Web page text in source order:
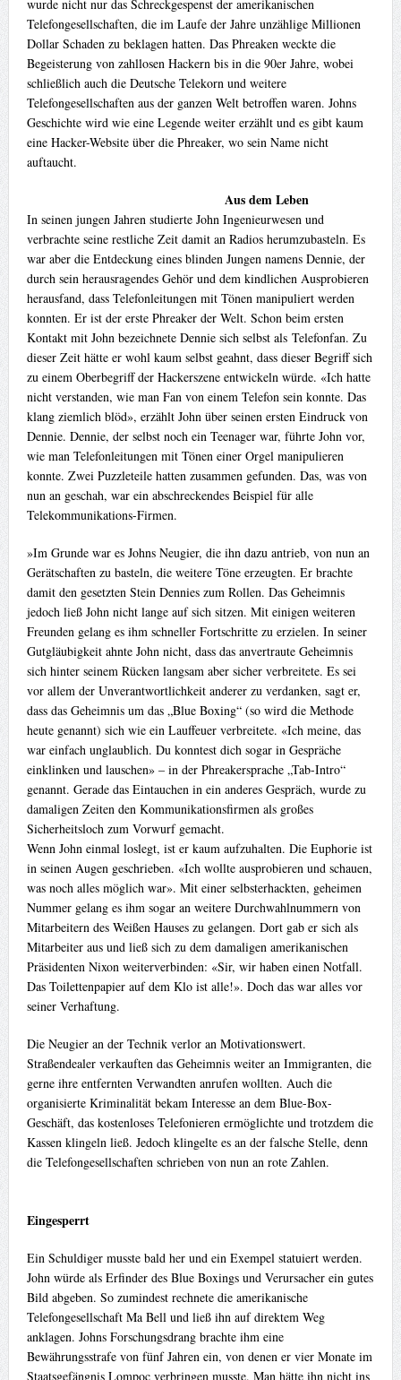
wurde nicht nur das Schreckgespenst der amerikanischen
Telefongesellschaften, die im Laufe der Jahre unzählige Millionen
Dollar Schaden zu beklagen hatten. Das Phreaken weckte die
Begeisterung von zahllosen Hackern bis in die 90er Jahre, wobei
schließlich auch die Deutsche Telekorn und weitere
Telefongesellschaften aus der ganzen Welt betroffen waren. Johns
Geschichte wird wie eine Legende weiter erzählt und es gibt kaum
eine Hacker-Website über die Phreaker, wo sein Name nicht
auftaucht.
Aus dem Leben
In seinen jungen Jahren studierte John Ingenieurwesen und
verbrachte seine restliche Zeit damit an Radios herumzubasteln. Es
war aber die Entdeckung eines blinden Jungen namens Dennie, der
durch sein herausragendes Gehör und dem kindlichen Ausprobieren
herausfand, dass Telefonleitungen mit Tönen manipuliert werden
konnten. Er ist der erste Phreaker der Welt. Schon beim ersten
Kontakt mit John bezeichnete Dennie sich selbst als Telefonfan. Zu
dieser Zeit hätte er wohl kaum selbst geahnt, dass dieser Begriff sich
zu einem Oberbegriff der Hackerszene entwickeln würde. «Ich hatte
nicht verstanden, wie man Fan von einem Telefon sein konnte. Das
klang ziemlich blöd», erzählt John über seinen ersten Eindruck von
Dennie. Dennie, der selbst noch ein Teenager war, führte John vor,
wie man Telefonleitungen mit Tönen einer Orgel manipulieren
konnte. Zwei Puzzleteile hatten zusammen gefunden. Das, was von
nun an geschah, war ein abschreckendes Beispiel für alle
Telekommunikations-Firmen.
»Im Grunde war es Johns Neugier, die ihn dazu antrieb, von nun an
Gerätschaften zu basteln, die weitere Töne erzeugten. Er brachte
damit den gesetzten Stein Dennies zum Rollen. Das Geheimnis
jedoch ließ John nicht lange auf sich sitzen. Mit einigen weiteren
Freunden gelang es ihm schneller Fortschritte zu erzielen. In seiner
Gutgläubigkeit ahnte John nicht, dass das anvertraute Geheimnis
sich hinter seinem Rücken langsam aber sicher verbreitete. Es sei
vor allem der Unverantwortlichkeit anderer zu verdanken, sagt er,
dass das Geheimnis um das „Blue Boxing“ (so wird die Methode
heute genannt) sich wie ein Lauffeuer verbreitete. «Ich meine, das
war einfach unglaublich. Du konntest dich sogar in Gespräche
einklinken und lauschen» – in der Phreakersprache „Tab-Intro“
genannt. Gerade das Eintauchen in ein anderes Gespräch, wurde zu
damaligen Zeiten den Kommunikationsfirmen als großes
Sicherheitsloch zum Vorwurf gemacht.
Wenn John einmal loslegt, ist er kaum aufzuhalten. Die Euphorie ist
in seinen Augen geschrieben. «Ich wollte ausprobieren und schauen,
was noch alles möglich war». Mit einer selbsterhackten, geheimen
Nummer gelang es ihm sogar an weitere Durchwahlnummern von
Mitarbeitern des Weißen Hauses zu gelangen. Dort gab er sich als
Mitarbeiter aus und ließ sich zu dem damaligen amerikanischen
Präsidenten Nixon weiterverbinden: «Sir, wir haben einen Notfall.
Das Toilettenpapier auf dem Klo ist alle!». Doch das war alles vor
seiner Verhaftung.
Die Neugier an der Technik verlor an Motivationswert.
Straßendealer verkauften das Geheimnis weiter an Immigranten, die
gerne ihre entfernten Verwandten anrufen wollten. Auch die
organisierte Kriminalität bekam Interesse an dem Blue-Box-
Geschäft, das kostenloses Telefonieren ermöglichte und trotzdem die
Kassen klingeln ließ. Jedoch klingelte es an der falsche Stelle, denn
die Telefongesellschaften schrieben von nun an rote Zahlen.
Eingesperrt
Ein Schuldiger musste bald her und ein Exempel statuiert werden.
John würde als Erfinder des Blue Boxings und Verursacher ein gutes
Bild abgeben. So zumindest rechnete die amerikanische
Telefongesellschaft Ma Bell und ließ ihn auf direktem Weg
anklagen. Johns Forschungsdrang brachte ihm eine
Bewährungsstrafe von fünf Jahren ein, von denen er vier Monate im
Staatsgefängnis Lompoc verbringen musste. Man hätte ihn nicht ins